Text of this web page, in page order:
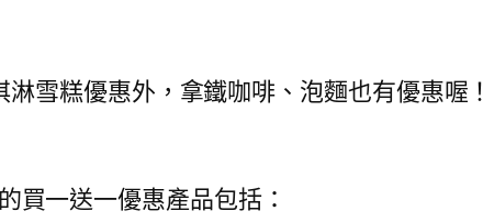
雪糕優惠外，拿鐵咖啡、泡麵也有優惠喔！
買一送一優惠產品包括：